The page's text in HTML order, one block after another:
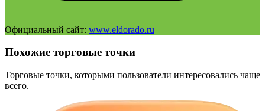
Официальный сайт: www.eldorado.ru
Похожие торговые точки
Торговые точки, которыми пользователи интересовались чаще
всего.